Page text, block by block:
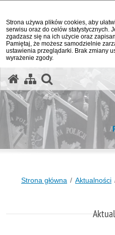
Strona używa plików cookies, aby
serwisu oraz do celów statystycznych.
zgadzasz się na ich użycie oraz
Pamiętaj, że możesz samodzielnie
ustawienia przeglądarki. Brak zmiany
wyrażenie zgody.
Strona główna Aktualności